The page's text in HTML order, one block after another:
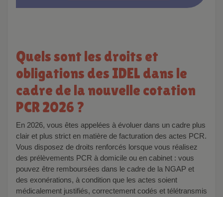
Quels sont les droits et
obligations des IDEL dans le
cadre de la nouvelle cotation
PCR 2026 ?
En 2026, vous êtes appelées à évoluer dans un cadre plus
clair et plus strict en matière de facturation des actes PCR.
Vous disposez de droits renforcés lorsque vous réalisez
des prélèvements PCR à domicile ou en cabinet : vous
pouvez être remboursées dans le cadre de la NGAP et
des exonérations, à condition que les actes soient
médicalement justifiés, correctement codés et télétransmis